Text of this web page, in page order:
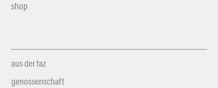
shop
aus der taz
genossenschaft